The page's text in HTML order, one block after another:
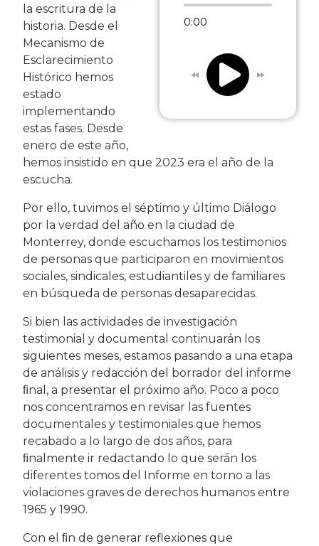
0:00
la escritura de la
historia. Desde el
Mecanismo de
Esclarecimiento
Histórico hemos
estado
implementando
estas fases. Desde
enero de este año,
hemos insistido en que 2023 era el año de la
escucha.
Por ello, tuvimos el séptimo y último Diálogo
por la verdad del año en la ciudad de
Monterrey, donde escuchamos los testimonios
de personas que participaron en movimientos
sociales, sindicales, estudiantiles y de familiares
en búsqueda de personas desaparecidas.
Si bien las actividades de investigación
testimonial y documental continuarán los
siguientes meses, estamos pasando a una etapa
de análisis y redacción del borrador del informe
ﬁnal, a presentar el próximo año. Poco a poco
nos concentramos en revisar las fuentes
documentales y testimoniales que hemos
recabado a lo largo de dos años, para
ﬁnalmente ir redactando lo que serán los
diferentes tomos del Informe en torno a las
violaciones graves de derechos humanos entre
1965 y 1990.
Con el ﬁn de generar reflexiones que